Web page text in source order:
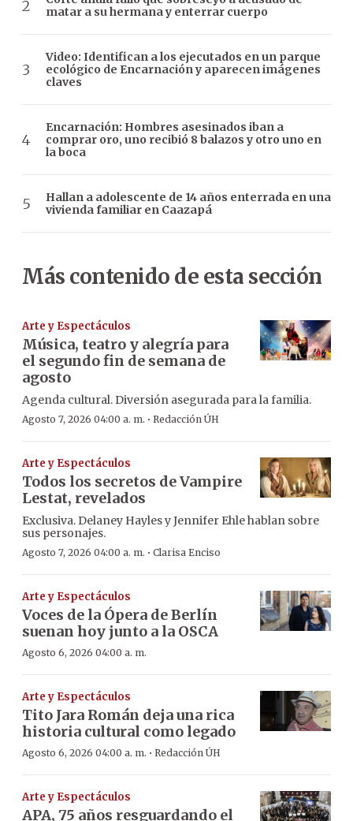
matar a su hermana y enterrar cuerpo
Video: Identifican a los ejecutados en un parque
ecológico de Encarnación y aparecen imágenes
claves
Encarnación: Hombres asesinados iban a
comprar oro, uno recibió 8 balazos y otro uno en
la boca
Hallan a adolescente de 14 años enterrada en una
vivienda familiar en Caazapá
Más contenido de esta sección
Arte y Espectáculos
Música, teatro y alegría para
el segundo fin de semana de
agosto
Agenda cultural. Diversión asegurada para la familia.
Agosto 7, 2026 04:00 a. m. · Redacción ÚH
Arte y Espectáculos
Todos los secretos de Vampire
Lestat, revelados
Exclusiva. Delaney Hayles y Jennifer Ehle hablan sobre
sus personajes.
Agosto 7, 2026 04:00 a. m. · Clarisa Enciso
Arte y Espectáculos
Voces de la Ópera de Berlín
suenan hoy junto a la OSCA
Agosto 6, 2026 04:00 a. m.
Arte y Espectáculos
Tito Jara Román deja una rica
historia cultural como legado
Agosto 6, 2026 04:00 a. m. · Redacción ÚH
Arte y Espectáculos
APA, 75 años resguardando el